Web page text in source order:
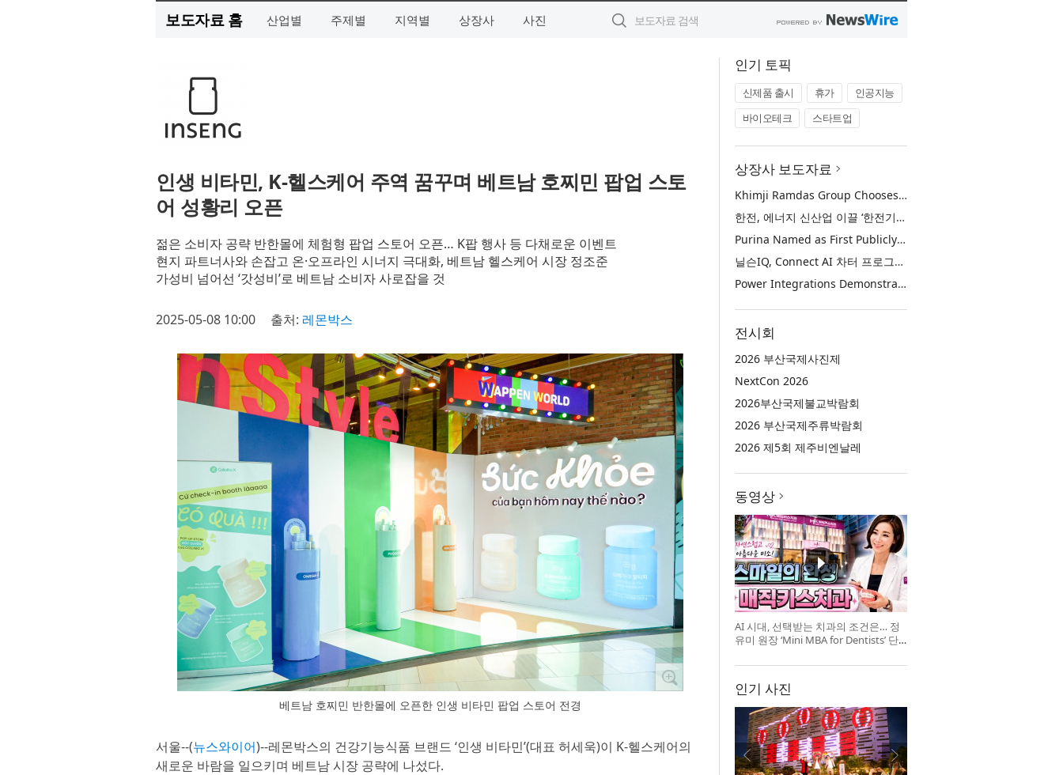
보도자료 홈 산업별 주제별 지역별 상장사 사진
인생 비타민, K-헬스케어 주역 꿈꾸며 베트남 호찌민 팝업 스토
어 성황리 오픈
젊은 소비자 공략 반한몰에 체험형 팝업 스토어 오픈… K팝 행사 등 다채로운 이벤트
현지 파트너사와 손잡고 온·오프라인 시너지 극대화, 베트남 헬스케어 시장 정조준
가성비 넘어선 ‘갓성비’로 베트남 소비자 사로잡을 것
2025-05-08 10:00 출처: 레몬박스
베트남 호찌민 반한몰에 오픈한 인생 비타민 팝업 스토어 전경
서울--(뉴스와이어)--레몬박스의 건강기능식품 브랜드 ‘인생 비타민’(대표 허세욱)이 K-헬스케어의
새로운 바람을 일으키며 베트남 시장 공략에 나섰다.
인기 토픽
신제품 출시 휴가
인공지능
바이오테크
스타트업
상장사 보도자료
Khimji Ramdas Group Chooses Rimini Street to Reduce SAP Support Costs, Protect 700+ Customizations and Reinvest Savings in Innovation
한전, 에너지 신산업 이끌 ‘한전기술지주’ 공식 출범
Purina Named as First Publicly Announced NIQ ConnectAI Charter Client
닐슨IQ, Connect AI 차터 프로그램 최초 고객사 ‘퓨리나’ 선정
Power Integrations Demonstrates World’s First 2200 V GaN Technology for Next-Era High-Voltage Power Systems
전시회
2026 부산국제사진제
NextCon 2026
2026부산국제불교박람회
2026 부산국제주류박람회
2026 제5회 제주비엔날레
동영상
AI 시대, 선택받는 치과의 조건은… 정
유미 원장 ‘Mini MBA for Dentists’ 단
인기 사진